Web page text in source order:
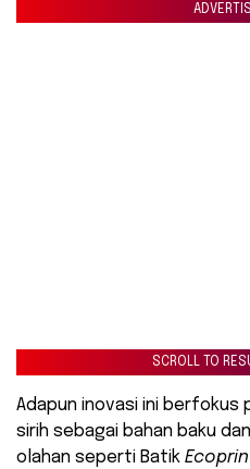
SCROLL TO
Adapun inovasi ini berfokus
sirih sebagai bahan baku
olahan seperti Batik